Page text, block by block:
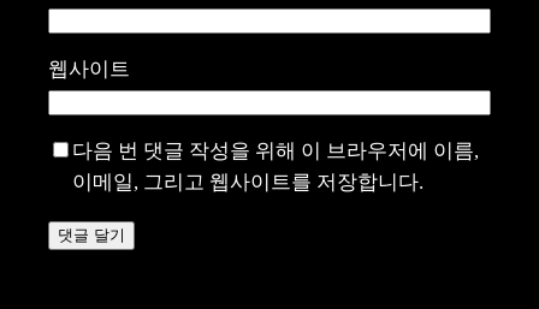
웹사이트
다음 번 댓글 작성을 위해 이 브라우저에 이름,
이메일, 그리고 웹사이트를 저장합니다.